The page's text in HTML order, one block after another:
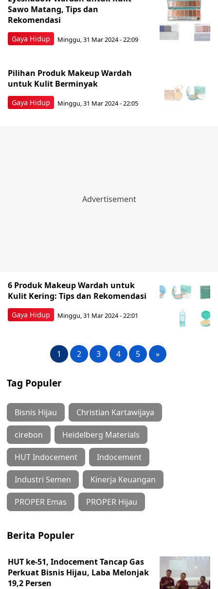
Gaya Hidup
Sawo Matang, Tips dan
Rekomendasi
Minggu, 31 Mar 2024 - 22:09
Gaya Hidup
Pilihan Produk Makeup Wardah
untuk Kulit Berminyak
Minggu, 31 Mar 2024 - 22:05
Gaya Hidup
6 Produk Makeup Wardah untuk
Kulit Kering: Tips dan Rekomendasi
Minggu, 31 Mar 2024 - 22:01
1 2 3 4 5 »
Tag Populer
Bisnis Hijau Christian Kartawijaya
cirebon Heidelberg Materials
HUT Indocement Indocement
Industri Semen Kinerja Keuangan
PROPER Emas PROPER Hijau
Berita Populer
HUT ke-51, Indocement Tancap Gas
Perkuat Bisnis Hijau, Laba Melonjak
19,2 Persen